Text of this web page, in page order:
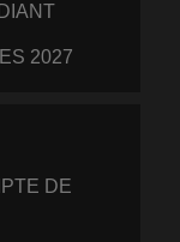
2027
DE